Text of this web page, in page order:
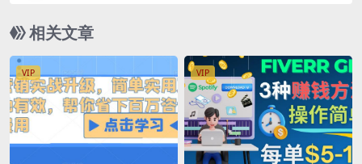
相关文章
VIP VIP